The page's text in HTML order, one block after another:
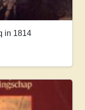
in 1814